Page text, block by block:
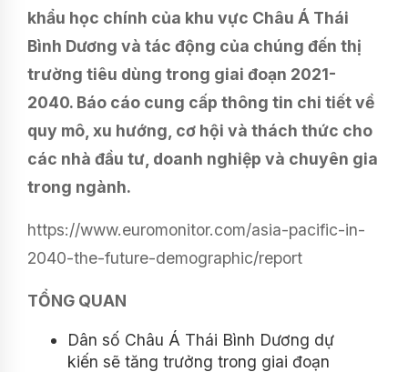
khẩu học chính của khu vực Châu Á Thái
Bình Dương và tác động của chúng đến thị
trường tiêu dùng trong giai đoạn 2021-
2040. Báo cáo cung cấp thông tin chi tiết về
quy mô, xu hướng, cơ hội và thách thức cho
các nhà đầu tư, doanh nghiệp và chuyên gia
trong ngành.
https://www.euromonitor.com/asia-pacific-in-
2040-the-future-demographic/report
TỔNG QUAN
Dân số Châu Á Thái Bình Dương dự
kiến ​​sẽ tăng trưởng trong giai đoạn